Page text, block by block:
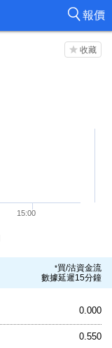
報價
*買/沽資金流
數據延遲15分鐘
0.000
0.550